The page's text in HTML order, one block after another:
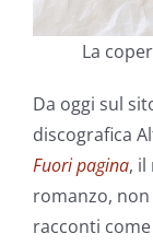
La
Da oggi sul
discografica
Fuori pagina, il
romanzo,
racconti come